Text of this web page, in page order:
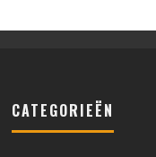
CATEGORIEËN